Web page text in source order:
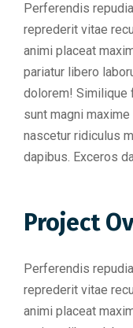
Perferendis
reprederit vitae
animi placeat
pariatur libero
dolorem! Similique
sunt magni
nascetur ridiculus
dapibus. Exceros
Project
Perferendis
reprederit vitae
animi placeat